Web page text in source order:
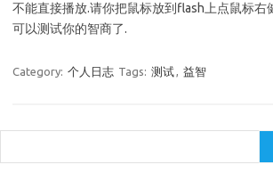
不能直接播放.请你把鼠标放到flash上点鼠标右
可以测试你的智商了.
Category: 个人日志 Tags: 测试, 益智